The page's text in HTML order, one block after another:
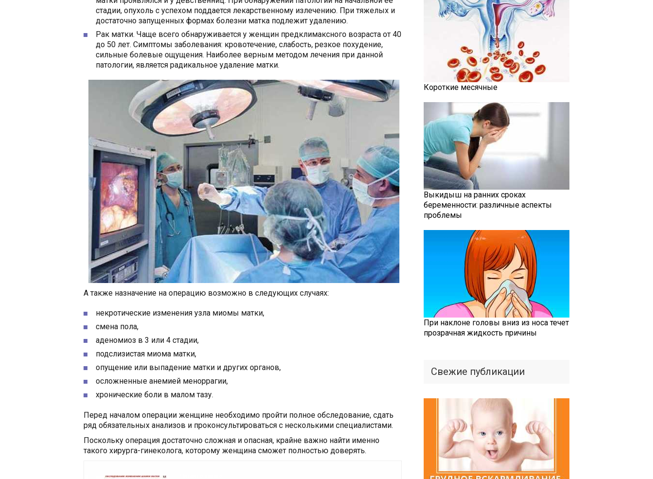
стадии, опухоль с успехом поддается лекарственному излечению. При тяжелых и
достаточно запущенных формах болезни матка подлежит удалению.
Рак матки. Чаще всего обнаруживается у женщин предклимаксного возраста от 40
до 50 лет. Симптомы заболевания: кровотечение, слабость, резкое похудение,
сильные болевые ощущения. Наиболее верным методом лечения при данной
патологии, является радикальное удаление матки.
А также назначение на операцию возможно в следующих случаях:
некротические изменения узла миомы матки,
смена пола,
аденомиоз в 3 или 4 стадии,
подслизистая миома матки,
опущение или выпадение матки и других органов,
осложненные анемией меноррагии,
хронические боли в малом тазу.
Перед началом операции женщине необходимо пройти полное обследование, сдать
ряд обязательных анализов и проконсультироваться с несколькими специалистами.
Поскольку операция достаточно сложная и опасная, крайне важно найти именно
такого хирурга-гинеколога, которому женщина сможет полностью доверять.
Короткие месячные
Выкидыш на ранних сроках
беременности: различные аспекты
проблемы
При наклоне головы вниз из носа течет
прозрачная жидкость причины
Свежие публикации